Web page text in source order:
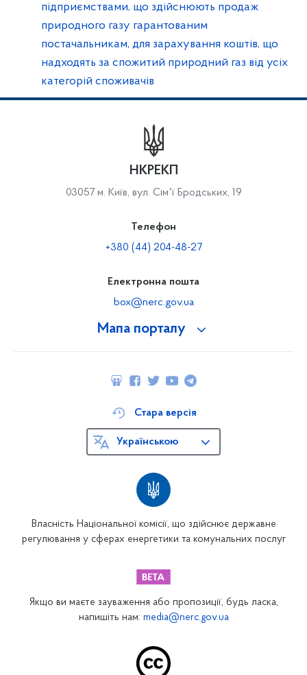
підприємствами, що здійснюють продаж
природного газу гарантованим
постачальникам, для зарахування коштів, що
надходять за спожитий природний газ від усіх
категорій споживачів
Мапа порталу
НКРЕКП
03057 м. Київ, вул. Сімʼї Бродських, 19
Телефон
+380 (44) 204-48-27
Електронна пошта
box@nerc.gov.ua
Власність Національної комісії, що здійснює державне
регулювання у сферах енергетики та комунальних послуг
Стара версія
Українською
Якщо ви маєте зауваження або пропозиції, будь ласка,
напишіть нам: media@nerc.gov.ua